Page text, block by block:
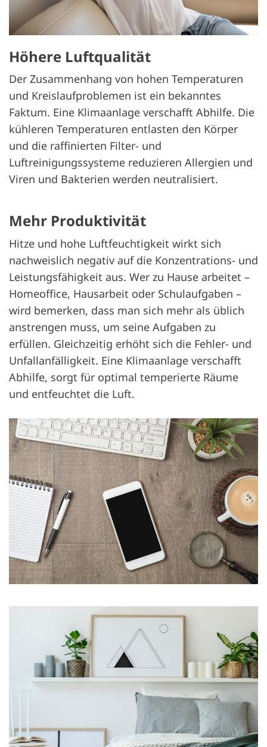
Höhere Luftqualität
Der Zusammenhang von hohen Temperaturen
und Kreislaufproblemen ist ein bekanntes
Faktum. Eine Klimaanlage verschafft Abhilfe. Die
kühleren Temperaturen entlasten den Körper
und die raffinierten ­Filter- und
Luftreinigungssysteme reduzieren Allergien und
Viren und Bakterien werden neutralisiert.
Mehr Produktivität
Hitze und hohe Luftfeuchtigkeit wirkt sich
nachweislich negativ auf die Konzentrations- und
Leistungsfähigkeit aus. Wer zu Hause arbeitet –
Homeoffice, Hausarbeit oder Schulaufgaben –
wird bemerken, dass man sich mehr als üblich
anstrengen muss, um seine Aufgaben zu
erfüllen. Gleichzeitig erhöht sich die Fehler- und
Unfallanfälligkeit. Eine Klimaanlage verschafft
Abhilfe, sorgt für optimal temperierte Räume
und entfeuchtet die Luft.